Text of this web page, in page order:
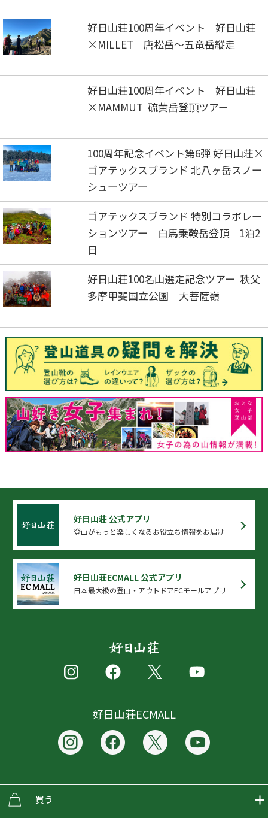
好日山荘100周年イベント 好日山荘
×MILLET 唐松岳～五竜岳縦走
好日山荘100周年イベント 好日山荘
×MAMMUT 硫黄岳登頂ツアー
100周年記念イベント第6弾 好日山荘×
ゴアテックスブランド 北八ヶ岳スノー
シューツアー
ゴアテックスブランド 特別コラボレー
ションツアー 白馬乗鞍岳登頂 1泊2
日
好日山荘100名山選定記念ツアー 秩父
多摩甲斐国立公園 大菩薩嶺
好日山荘 公式アプリ
登山がもっと楽しくなるお役立ち情報をお届け
好日山荘ECMALL 公式アプリ
日本最大級の登山・アウトドアECモールアプリ
好日山荘ECMALL
買う